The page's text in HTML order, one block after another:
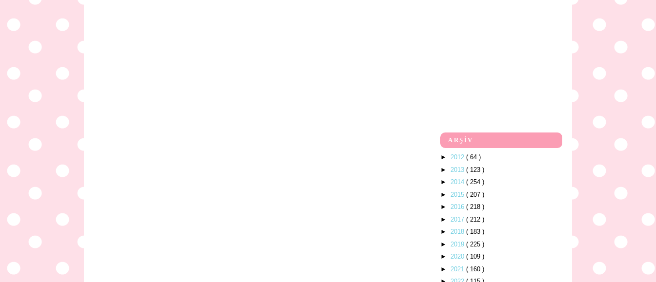
ARŞİV
► 2012 ( 64 )
► 2013 ( 123 )
► 2014 ( 254 )
► 2015 ( 207 )
► 2016 ( 218 )
► 2017 ( 212 )
► 2018 ( 183 )
► 2019 ( 225 )
► 2020 ( 109 )
► 2021 ( 160 )